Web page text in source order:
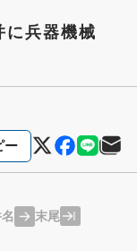
に兵器機械
ー
末尾